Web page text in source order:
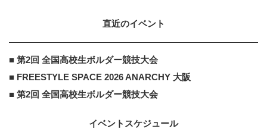
直近のイベント
■ 第2回 全国高校生ボルダー競技大会
■ FREESTYLE SPACE 2026 ANARCHY 大阪
■ 第2回 全国高校生ボルダー競技大会
イベントスケジュール